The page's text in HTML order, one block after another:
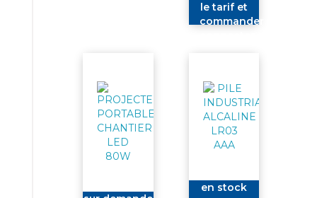
le tarif et
commander
en stock